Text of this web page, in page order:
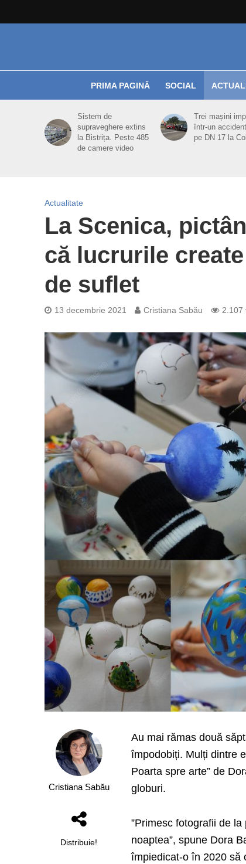
PRIMA PAGINĂ SOCIAL
Sistem de
supraveghere extins
la Bistrița. Peste 485
de camere video
Trei mașini
într-un
pe DN 17 la
Actualitate
La Scenica,
că lucrurile
de suflet
13 decembrie 2021 Cristiana Sabău 2.107
Cristiana Sabău
Distribuie!
Au mai rămas două
împodobiți. Mulți dintre
Poarta spre arte” de
globuri.
”Primesc fotografii de
noaptea”, spune Dora
împiedicat-o în 2020 să